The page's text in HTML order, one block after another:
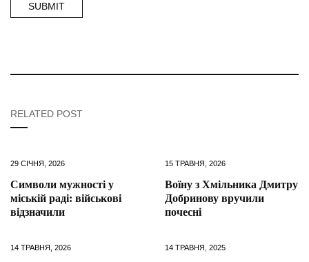
RELATED POST
29 СІЧНЯ, 2026
Символи мужності у
міській раді: військові
відзначили
15 ТРАВНЯ, 2026
Воїну з Хмільника Дмитру
Добринову вручили
почесні
14 ТРАВНЯ, 2026 14 ТРАВНЯ, 2025